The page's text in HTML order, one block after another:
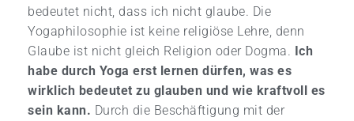
bedeutet nicht, dass ich nicht glaube. Die
Yogaphilosophie ist keine religiöse Lehre, denn
Glaube ist nicht gleich Religion oder Dogma. Ich
habe durch Yoga erst lernen dürfen, was es
wirklich bedeutet zu glauben und wie kraftvoll es
sein kann. Durch die Beschäftigung mit der